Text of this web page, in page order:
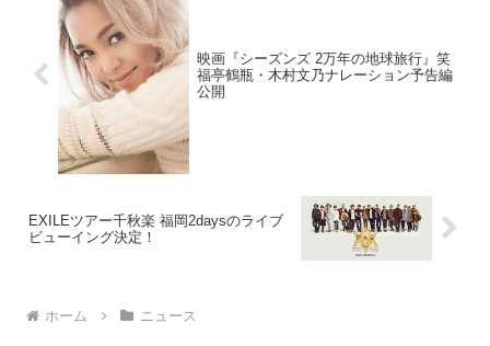
映画『シーズンズ 2万年の地球旅行』笑
福亭鶴瓶・木村文乃ナレーション予告編
公開
EXILEツアー千秋楽 福岡2daysのライブ
ビューイング決定！
ホーム ニュース